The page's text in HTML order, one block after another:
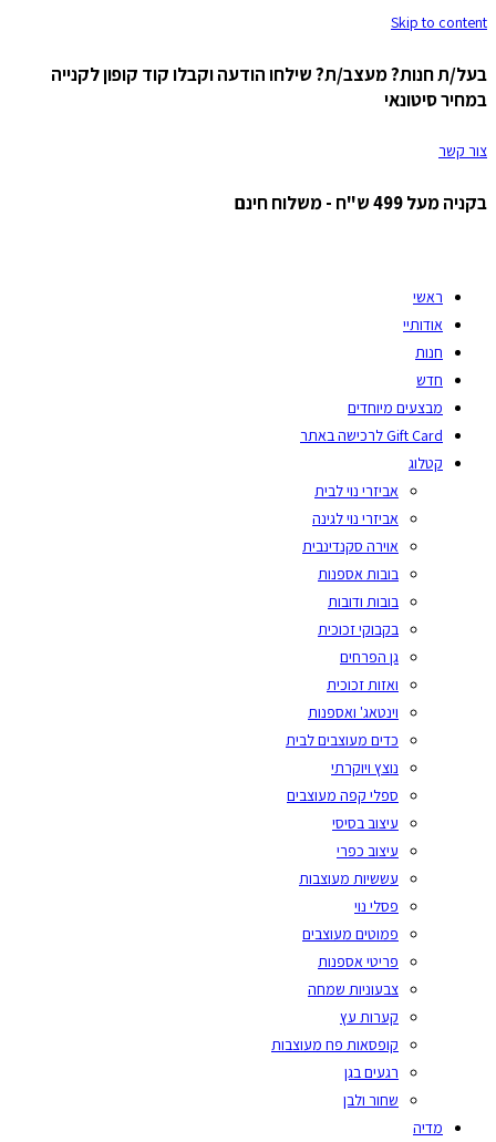
Skip to content
בעל/ת חנות? מעצב/ת? שילחו הודעה וקבלו קוד קופון לקנייה
במחיר סיטונאי
צור קשר
בקניה מעל 499 ש"ח - משלוח חינם
ראשי
אודותיי
חנות
חדש
מבצעים מיוחדים
Gift Card לרכישה באתר
קטלוג
אביזרי נוי לבית
אביזרי נוי לגינה
אוירה סקנדינבית
בובות אספנות
בובות ודובות
בקבוקי זכוכית
גן הפרחים
ואזות זכוכית
וינטאג' ואספנות
כדים מעוצבים לבית
נוצץ ויוקרתי
ספלי קפה מעוצבים
עיצוב בסיסי
עיצוב כפרי
עששיות מעוצבות
פסלי נוי
פמוטים מעוצבים
פריטי אספנות
צבעוניות שמחה
קערות עץ
קופסאות פח מעוצבות
רגעים בגן
שחור ולבן
מדיה